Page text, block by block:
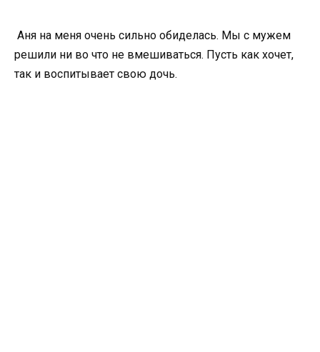
Аня на меня очень сильно обиделась. Мы с мужем
решили ни во что не вмешиваться. Пусть как хочет,
так и воспитывает свою дочь.